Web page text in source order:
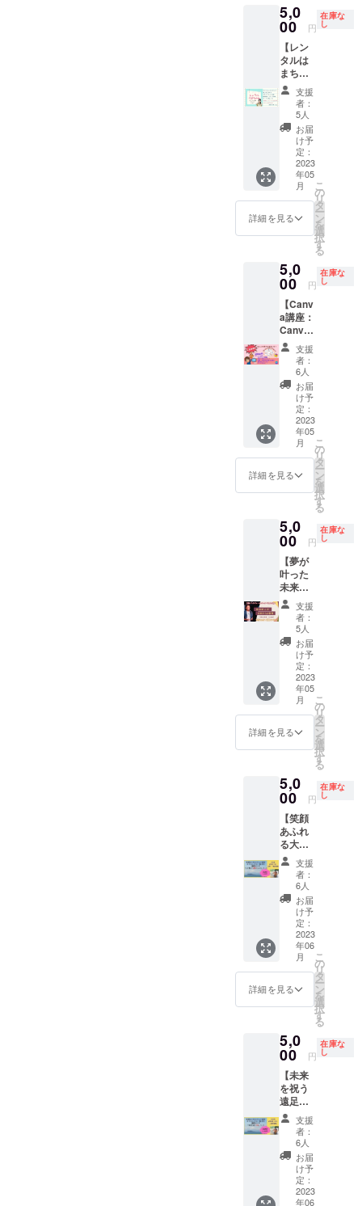
の交通
費は別
途頂き
ます。
＊どの
ような
焚き火
会にし
たいか
等、ご
要望が
ある方
は備考
欄に記
載くだ
✼••┈┈••
✼••┈┈••
✼ 《リ
ターン
提供・
施行責
任者》
主催・
運営
奈良隆
サービ
ス内容
に関す
る効果
効能
は、個
感であ
り 全て
のでは
ありま
せん。
画像や
知的財
産、著
作権は
提供・
施行責
任者に
帰属し
ます。
✼••┈┈••
✼••┈┈••
✼••┈┈••
✼
＊防寒
着や着
替え、
タオ
ル、洗
面道具
類、薬
や化粧
品など
必要と
思われ
るもの
はご自
身でご
用意く
ださ
い。 ＊
です。
＊近く
に病院
などが
あるか
はわか
りませ
ん。怪
我や病
気はご
自身の
責任で
行動し
てくだ
さい。
や災害
などで
ること
があり
ます。
その際
はご了
承くだ
さい。
＊危険
だと判
断した
場合や
奈良の
指示に
従えな
いこと
場合に
は中止
その際
の返金
は行い
ませ
ん。 ＊
キャン
プ場の
ルール
を守っ
て、皆
が楽し
く過ご
せるよ
うに努
めま
う。
✼••┈┈••
✼••┈┈••
✼••┈┈••
✼ 《リ
ターン
提供・
施行責
任者》
奈良隆
サービ
ス内容
に関す
る効果
効能
9月に開
催した
初の個
展では
100人以
上の
方々が
足を運
ぶ。以
前は障
がい者
の方に
木工指
導を行
う傍ら
自身の
作品づ
を行
う。
2018年
2月に上
野の森
美術館
にて開
催され
た「全
国選抜
作家
展」に
「Volca
Canyon
」が見
事、準
2019年
10月に
は
UAE（
アラブ
首長国
連邦）
の首都
Abū
Dhabī（
アブダ
ビ）で
開かれ
【JAR
DIN展】
に
「Volca
」を出
展。
2019年
6月に国
際平和
美術展
では神
奈川県
民ホー
ルにて
「Earth
Tree」
を出
品。そ
の後11
オース
トリア
ウィー
ンにあ
るハプ
スブル
ク家が
所有し
ていた
世界文
化遺産
「シェ
ーンブ
ルン宮
殿」に
ます。
＊デザ
インや
施工に
関して
出来な
いこと
があり
ます。
＊送料
は別途
いただ
きま
す。 ＊
基本郵
送とさ
せてい
時の破
損に関
しては
運搬会
社の責
任にお
いて修
理いた
しま
す。 ＊
使用時
の破損
に関し
てはお
客様の
おいて
使用し
＊サイ
ズや形
などの
ご納得
いただ
けない
場合で
も納品
後はリ
ターン
を執行
したこ
ととし
ます。
＊納期
の上決
めま
時間に2
か月以
上は頂
きま
す） ＊
納品後
の商品
の使用
権は購
入した
方に移
ります
が、著
作権に
関して
者にあ
りま
制作し
た作品
の写真
等は宣
伝など
に使わ
せてい
ただき
ます。
＊具体
的にど
のよう
なもの
が欲し
を生む
立役者
になり
ましょ
う！ ご
支援よ
ろしく
お願い
致しま
す。 ＊
会いに
行く日
程はや
り取り
の上、
決めま
しょ
は6月以
降でお
願い致
しま
す。
Earth
Tree 商
品内
容：木
工テー
ブル
（木製
台、ガ
ラス天
板）、
専用収
納箱 材
料：
Paper-
Wood（
色紙と
木材の
ス、エ
アクッ
ション
コンセ
プト：
透明ガ
ラスの
円形が
未だ視
ぬ未来
の地球
を連想
させ、
それを
現在の
｛森
（緑）
｝が重
なり 一
体と
なって
いる大
樹（地
球）が
支え成
り立っ
ている
という
環境破
壊への
警鐘の
メッ
作品。
奈良
て：児
童養護
施設に
14年間
勤め、
退社。
その
後、木
工作家
として
[HUG
WOOD
WORK
S] を立
ち上
アー
ティス
クな作
品作り
に勤
む。
2016年
9月に開
催した
初の個
展では
100人以
上の
方々が
足を運
ぶ。以
ます！
あの店
に行っ
てみた
いけ
ど、1人
で行き
づらい...
の夢を
叶える
使い方
もあり
日本中
どこで
も！現
地に向
かう交
途お支
払い願
いま
す。
✼••┈┈••
✼••┈┈••
✼••┈┈••
✼••┈┈••
✼ 《リ
ターン
提供・
施行責
任者》
senbo
maiko
・サー
ビス内
は、個
人の体
感であ
り 全て
を保証
するも
のでは
ありま
せん。
画像や
知的財
産、著
作権は
提供・
施行責
帰属し
ます。
✼••┈┈••
✼••┈┈••
✼
5,0
00 円
在庫な
し
【レン
タルは
まちゃ
ん】 オ
ンライ
ン1時
間、は
まちゃ
んを貸
し出し
ます。
パソコ
ンイン
ストラ
クター
＆ナイ
レンジ
応援家
のはま
ちゃん
に、オ
ンライ
ンでで
きるこ
とをご
依頼下
さい。
・パソ
コン・
スマホ
レッス
ンや作
業のお
いこと
を形に
するた
めの思
考整理
・プレ
ゼンや
ロープ
レの練
習相手
・ホー
ムペー
ジ作成
相談 ・
好きや
得意を
活かし
方の相
談 ・W
ワー
カーの
心得
（会社
員＆副
業） ・
ただた
だお
話、夢
を語
る、妄
想トー
ク ・心
ネガ
ティブ
励まし
トーク
・オン
ライン
ゲーム
の相
手、な
どな
ど、 で
きる範
囲でリ
クエス
トにお
支援
者：
5人
お届
け予
定：
2023
年05
月
詳細を見る
こ
の
リ
タ
ー
ン
を
選
択
す
る
5,0
00 円
在庫な
し
【Canv
a講座：
Canva
でこん
なこと
できる
んだ】
こんな
方、必
見！
①「Ca
nva」聞
いた事
はある
けど、
難しそ
さら聞
けなー
い ③ア
プリは
取得し
たけ
ど、ほ
とんど
やって
いない
④自分
でサム
ネイル
を作り
たい ⑤
家族・
友達の
りたい
⑥SNS
をブ
ラッ
シュ
アップ
した
い、 こ
の機会
に一緒
に楽し
みませ
んか？
作品を1
人１つ
作りま
す。み
ないと
ころを
解決し
ながら
進めて
いきま
す。 オ
ンライ
ン90分
グルー
プ講
座。 5
月22日
支援
者：
6人
お届
け予
定：
2023
年05
月
詳細を見る
こ
の
リ
タ
ー
ン
を
選
択
す
る
5,0
00 円
在庫な
し
【夢が
叶った
未来か
ら届く
予祝新
聞】 あ
なたが
描いて
いる夢
や目標
こう
なった
らいい
なーと
いうイ
メージ
もっと
鮮明に
目にみ
える形
にする
夢や目
標にワ
クワク
してい
ても ど
こかで
無理か
な…っ
て 気分
が下
がって
よね そ
こでオ
ススメ
するの
が「予
祝新
聞」な
んです
まるで
スポー
ツ新聞
の号外
のよう
支援
者：
5人
お届
け予
定：
2023
年05
月
詳細を見る
こ
の
リ
タ
ー
ン
を
選
択
す
る
5,0
00 円
在庫な
し
【笑顔
あふれ
る大人
の遠足
まさみ
んの江
ノ島１
Day満
喫ガイ
ド】 江
ノ島を
こよな
く愛す
る女、
江ノ島
ラバー
みんこ
と矢吹
雅美と
共に行
く大人
の遠
足。
2021年
からス
タート
した江
ノ島リ
トリー
支援
者：
6人
お届
け予
定：
2023
年06
月
詳細を見る
こ
の
リ
タ
ー
ン
を
選
択
す
る
5,0
00 円
在庫な
し
【未来
を祝う
遠足ま
さみん
の江ノ
島１
Day満
喫リト
リー
ト】 江
支援
者：
6人
お届
け予
定：
2023
年06